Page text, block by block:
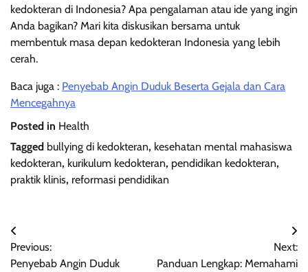
kedokteran di Indonesia? Apa pengalaman atau ide yang ingin
Anda bagikan? Mari kita diskusikan bersama untuk
membentuk masa depan kedokteran Indonesia yang lebih
cerah.
Baca juga : Penyebab Angin Duduk Beserta Gejala dan Cara
Mencegahnya
Posted in Health
Tagged bullying di kedokteran, kesehatan mental mahasiswa
kedokteran, kurikulum kedokteran, pendidikan kedokteran,
praktik klinis, reformasi pendidikan
Navigasi
pos
Previous:
Penyebab Angin Duduk
Next:
Panduan Lengkap: Memahami